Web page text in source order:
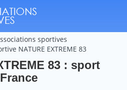
sportives
NATURE EXTREME 83
83 : sport
France